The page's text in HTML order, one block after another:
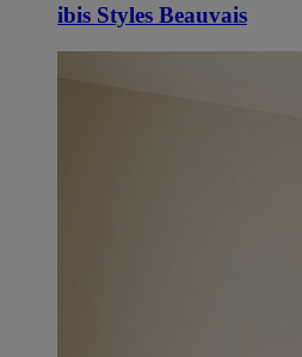
ibis Styles Beauvais